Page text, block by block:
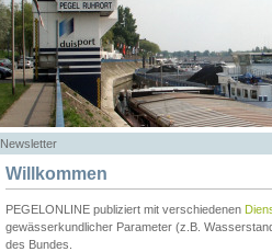
Newsletter
Willkommen
PEGELONLINE publiziert mit verschiedenen
gewässerkundlicher Parameter (z.B.
des Bundes.